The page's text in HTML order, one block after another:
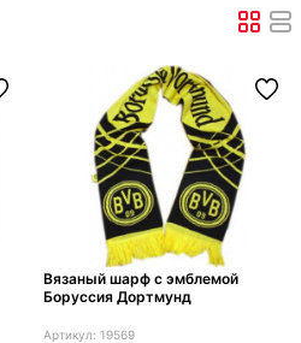
Вязаный шарф с эмблемой
Боруссия Дортмунд
19569